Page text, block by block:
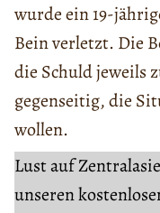
wurde ein 19-
Bein verletzt. Die
die Schuld jeweils
gegenseitig, die
wollen.
Lust auf
unseren